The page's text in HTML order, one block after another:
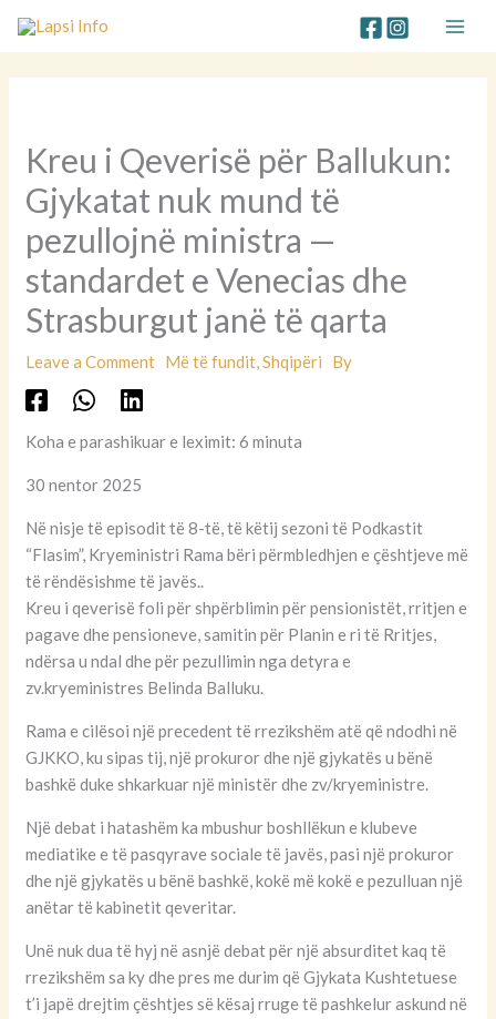
Kreu i Qeverisë për Ballukun:
Gjykatat nuk mund të
pezullojnë ministra —
standardet e Venecias dhe
Strasburgut janë të qarta
Leave a Comment Më të fundit,Shqipëri By
Koha e parashikuar e leximit: 6 minuta
30 nentor 2025
Në nisje të episodit të 8-të, të këtij sezoni të Podkastit
“Flasim”, Kryeministri Rama bëri përmbledhjen e çështjeve më
të rëndësishme të javës..
Kreu i qeverisë foli për shpërblimin për pensionistët, rritjen e
pagave dhe pensioneve, samitin për Planin e ri të Rritjes,
ndërsa u ndal dhe për pezullimin nga detyra e
zv.kryeministres Belinda Balluku.
Rama e cilësoi një precedent të rrezikshëm atë që ndodhi në
GJKKO, ku sipas tij, një prokuror dhe një gjykatës u bënë
bashkë duke shkarkuar një ministër dhe zv/kryeministre.
Një debat i hatashëm ka mbushur boshllëkun e klubeve
mediatike e të pasqyrave sociale të javës, pasi një prokuror
dhe një gjykatës u bënë bashkë, kokë më kokë e pezulluan një
anëtar të kabinetit qeveritar.
Unë nuk dua të hyj në asnjë debat për një absurditet kaq të
rrezikshëm sa ky dhe pres me durim që Gjykata Kushtetuese
t’i japë drejtim çështjes së kësaj rruge të pashkelur askund në